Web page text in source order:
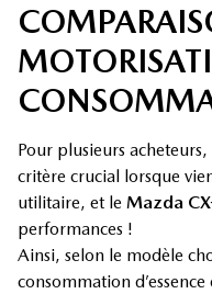
Pour plusieurs
critère crucial lorsque
utilitaire, et le Mazda
performances !
Ainsi, selon le modèle
consommation